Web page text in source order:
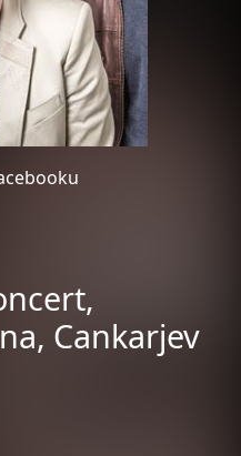
Cankarjev